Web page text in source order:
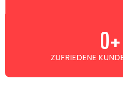
ZUFRIEDENE 0+